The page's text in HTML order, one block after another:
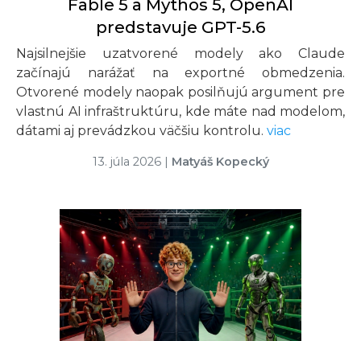
Fable 5 a Mythos 5, OpenAI
predstavuje GPT-5.6
Najsilnejšie uzatvorené modely ako Claude
začínajú narážať na exportné obmedzenia.
Otvorené modely naopak posilňujú argument pre
vlastnú AI infraštruktúru, kde máte nad modelom,
dátami aj prevádzkou väčšiu kontrolu. viac
13. júla 2026| Matyáš Kopecký